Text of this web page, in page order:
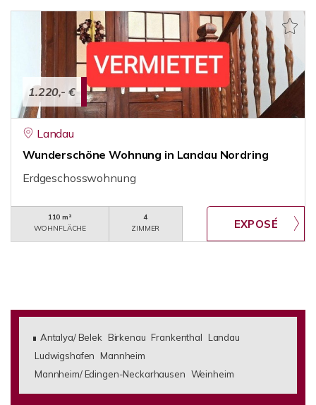
1.220,- €
Landau
Wunderschöne Wohnung in Landau Nordring
Erdgeschosswohnung
110 m²
WOHNFLÄCHE
4
ZIMMER
Antalya/ Belek Birkenau Frankenthal
Landau
Ludwigshafen
Mannheim
Mannheim/ Edingen-Neckarhausen Weinheim